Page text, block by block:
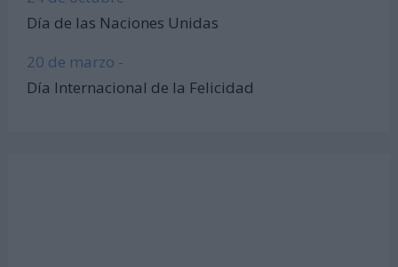
Día de las Naciones Unidas
20 de marzo -
Día Internacional de la Felicidad